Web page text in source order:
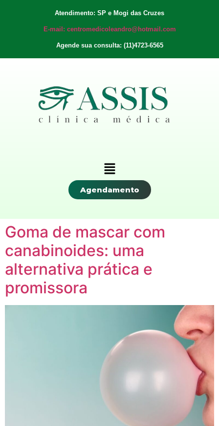
Atendimento: SP e Mogi das Cruzes
E-mail: centromedicoleandro@hotmail.com
Agende sua consulta: (11)4723-6565
Agendamento
Goma de mascar com
canabinoides: uma
alternativa prática e
promissora